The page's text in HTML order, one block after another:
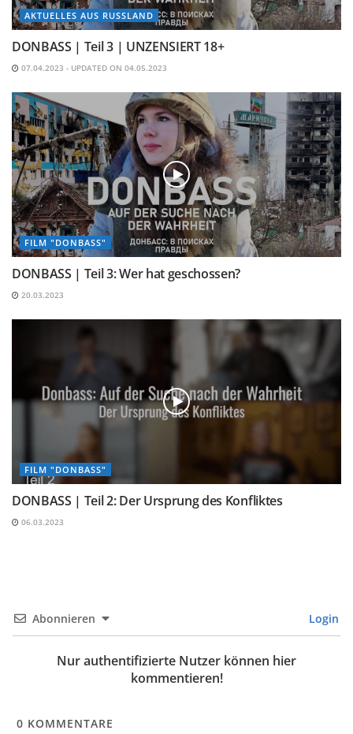
AKTUELLES AUS RUSSLAND
DONBASS | Teil 3 | UNZENSIERT 18+
07.04.2023 - UPDATED ON 04.05.2023
FILM "DONBASS"
DONBASS | Teil 3: Wer hat geschossen?
20.03.2023
FILM "DONBASS"
DONBASS | Teil 2: Der Ursprung des Konfliktes
06.03.2023
Abonnieren Login
Nur authentifizierte Nutzer können hier
kommentieren!
0 KOMMENTARE